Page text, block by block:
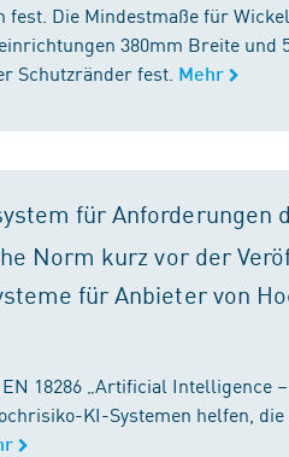
Die Mindestmaße für
380mm Breite und
Schutzränder fest. Mehr
für Anforderungen
Norm kurz vor der
für Anbieter von
18286 „Artificial Intelligence
KI-Systemen helfen,